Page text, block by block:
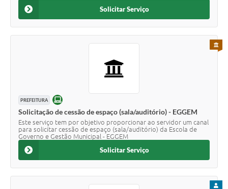
Solicitar Serviço
PREFEITURA ONLINE
Solicitação de cessão de espaço (sala/auditório) - EGGEM
Este serviço tem por objetivo proporcionar ao servidor um canal
para solicitar cessão de espaço (sala/auditório) da Escola de
Governo e Gestão Municipal - EGGEM
PARA
Solicitar Serviço